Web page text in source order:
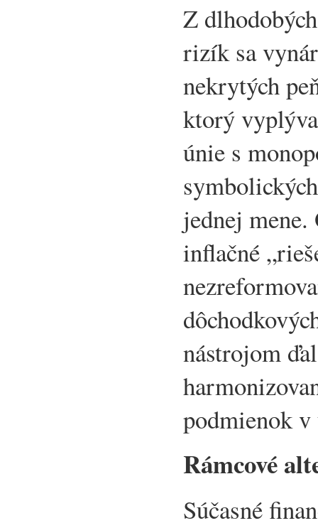
Z
rizík sa
nekrytých
ktorý
únie s
jednej
inflačné
nástrojom
podmienok
Rámcové
Súčasné